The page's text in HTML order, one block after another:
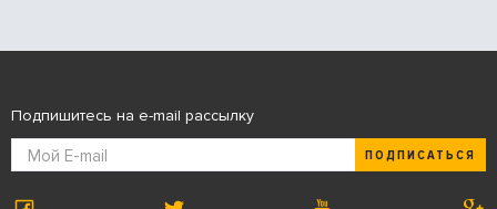
Подпишитесь на e-mail рассылку
ПОДПИСАТЬСЯ